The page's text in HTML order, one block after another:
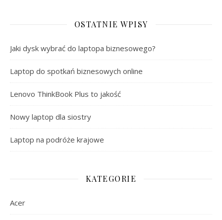
OSTATNIE WPISY
Jaki dysk wybrać do laptopa biznesowego?
Laptop do spotkań biznesowych online
Lenovo ThinkBook Plus to jakość
Nowy laptop dla siostry
Laptop na podróże krajowe
KATEGORIE
Acer